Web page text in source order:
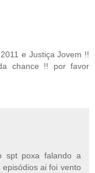
e Justiça Jovem !!
chance !! por favor
spt poxa falando a
ai foi vento